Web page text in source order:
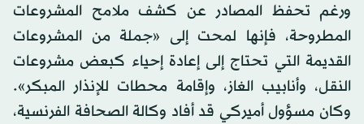
ورغم تحفظ المصادر عن كشف ملامح المشروعات
المطروحة، فإنها لمحت إلى «جملة من المشروعات
القديمة التي تحتاج إلى إعادة إحياء كبعض مشروعات
النقل، وأنابيب الغاز، وإقامة محطات للإنذار المبكر».
وكان مسؤول أميركي قد أفاد وكالة الصحافة الفرنسية،